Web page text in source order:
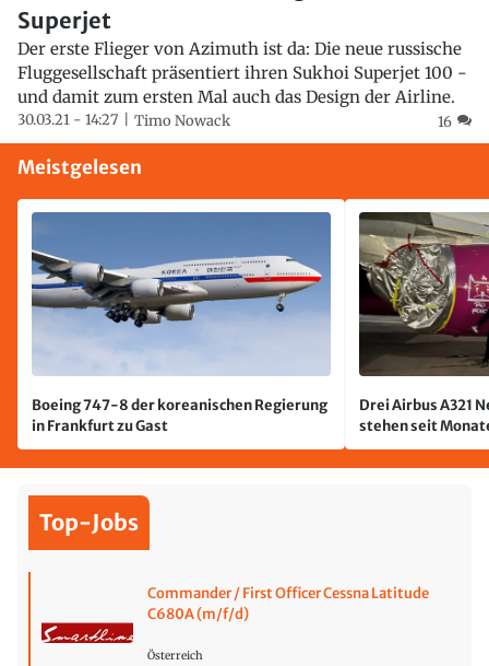
Superjet
Der erste Flieger von Azimuth ist da: Die neue russische
Fluggesellschaft präsentiert ihren Sukhoi Superjet 100 -
und damit zum ersten Mal auch das Design der Airline.
30.03.21 - 14:27 Timo Nowack 16
Meistgelesen
Boeing 747-8 der koreanischen Regierung
in Frankfurt zu Gast
Drei Airbus A321
stehen seit
jetzt wurde einer
Top-Jobs
Commander / First Officer Cessna Latitude
C680A (m/f/d)
Österreich